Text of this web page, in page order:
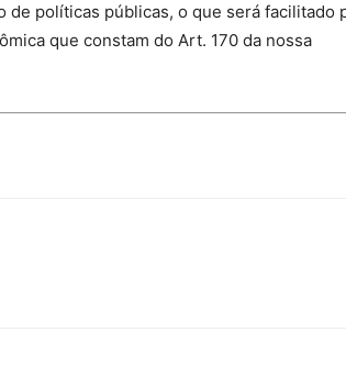
políticas públicas, o que será facilitado
que constam do Art. 170 da nossa